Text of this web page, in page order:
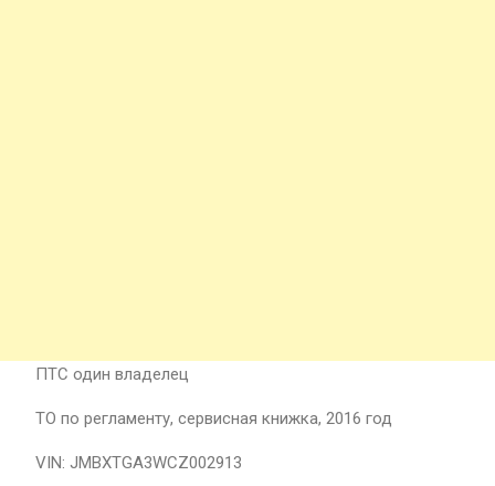
ПТС один владелец
ТО по регламенту, сервисная книжка, 2016 год
VIN: JMBXTGA3WCZ002913